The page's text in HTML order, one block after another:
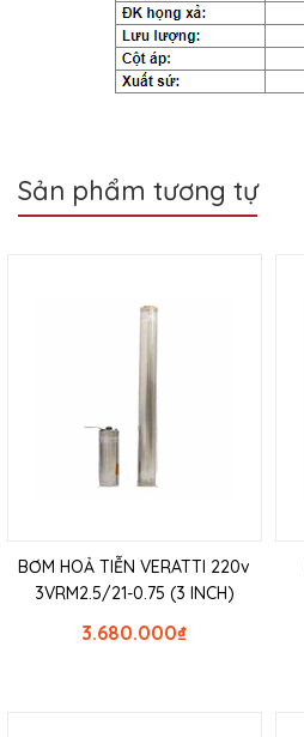
Sản phẩm tương tự
BƠM HOẢ TIỄN VERATTI 220v
3VRM2.5/21-0.75 (3 INCH)
₫
3.680.000